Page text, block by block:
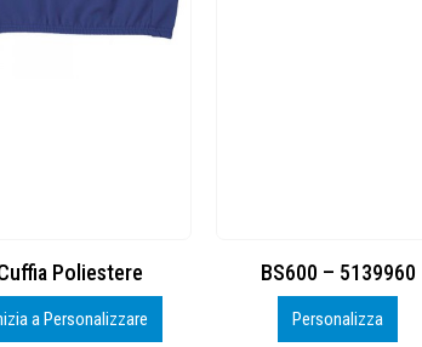
– 5139960
Personalizza
Toppe ricamate in HD
Personalizza